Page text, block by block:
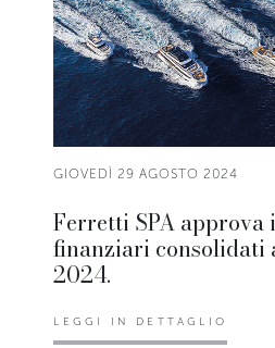
GIOVEDÌ 29 AGOSTO 2024
Ferretti SPA
finanziari consolidati
2024.
LEGGI IN DETTAGLIO